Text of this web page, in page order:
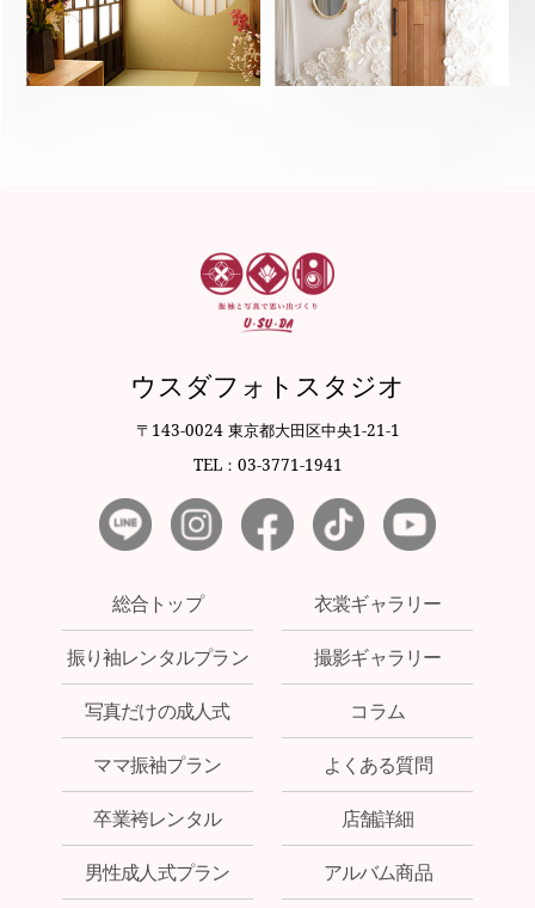
ウスダフォトスタジオ
〒143-0024 東京都大田区中央1-21-1
TEL：03-3771-1941
総合トップ
振り袖レンタルプラン
写真だけの成人式
ママ振袖プラン
卒業袴レンタル
男性成人式プラン
衣裳ギャラリー
撮影ギャラリー
コラム
よくある質問
店舗詳細
アルバム商品